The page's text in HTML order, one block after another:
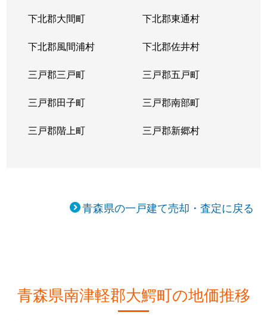
下北郡大間町 下北郡東通村
下北郡風間浦村 下北郡佐井村
三戸郡三戸町 三戸郡五戸町
三戸郡田子町 三戸郡南部町
三戸郡階上町 三戸郡新郷村
青森県の一戸建て売却・査定に戻る
青森県南津軽郡大鰐町の地価推移